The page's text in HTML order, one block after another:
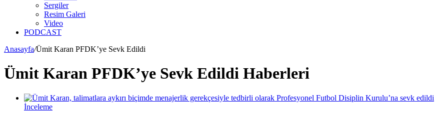
Sergiler
Resim Galeri
Video
PODCAST
Anasayfa/Ümit Karan PFDK’ye Sevk Edildi
Ümit Karan PFDK’ye Sevk Edildi Haberleri
İnceleme